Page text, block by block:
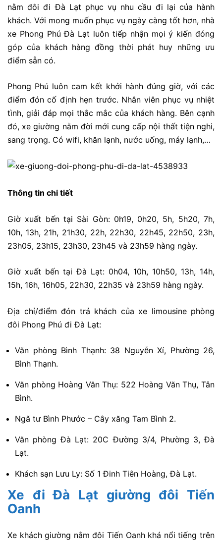
nằm đôi đi Đà Lạt phục vụ nhu cầu đi lại của hành
khách. Với mong muốn phục vụ ngày càng tốt hơn, nhà
xe Phong Phú Đà Lạt luôn tiếp nhận mọi ý kiến đóng
góp của khách hàng đồng thời phát huy những ưu
điểm sẵn có.
Phong Phú luôn cam kết khởi hành đúng giờ, với các
điểm đón cố định hẹn trước. Nhân viên phục vụ nhiệt
tình, giải đáp mọi thắc mắc của khách hàng. Bên cạnh
đó, xe giường nằm đời mới cung cấp nội thất tiện nghi,
sang trọng. Có wifi, khăn lạnh, nước uống, máy lạnh,…
Thông tin chi tiết
Giờ xuất bến tại Sài Gòn: 0h19, 0h20, 5h, 5h20, 7h,
10h, 13h, 21h, 21h30, 22h, 22h30, 22h45, 22h50, 23h,
23h05, 23h15, 23h30, 23h45 và 23h59 hàng ngày.
Giờ xuất bến tại Đà Lạt: 0h04, 10h, 10h50, 13h, 14h,
15h, 16h, 16h05, 22h30, 22h35 và 23h59 hàng ngày.
Địa chỉ/điểm đón trả khách của xe limousine phòng
đôi Phong Phú đi Đà Lạt:
Văn phòng Bình Thạnh: 38 Nguyễn Xí, Phường 26,
Bình Thạnh.
Văn phòng Hoàng Văn Thụ: 522 Hoàng Văn Thụ, Tân
Bình.
Ngã tư Bình Phước – Cây xăng Tam Bình 2.
Văn phòng Đà Lạt: 20C Đường 3/4, Phường 3, Đà
Lạt.
Khách sạn Lưu Ly: Số 1 Đinh Tiên Hoàng, Đà Lạt.
Xe đi Đà Lạt giường đôi Tiến
Oanh
Xe khách giường nằm đôi Tiến Oanh khá nổi tiếng trên